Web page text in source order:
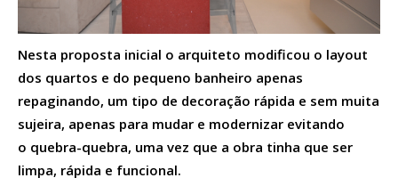
Nesta proposta inicial o arquiteto modificou o layout
dos quartos e do pequeno banheiro apenas
repaginando, um tipo de decoração rápida e sem muita
sujeira, apenas para mudar e modernizar evitando
o quebra-quebra, uma vez que a obra tinha que ser
limpa, rápida e funcional.